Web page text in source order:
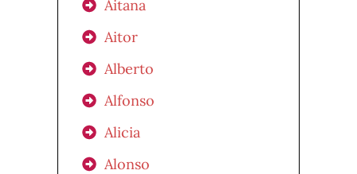
Aitana
Aitor
Alberto
Alfonso
Alicia
Alonso